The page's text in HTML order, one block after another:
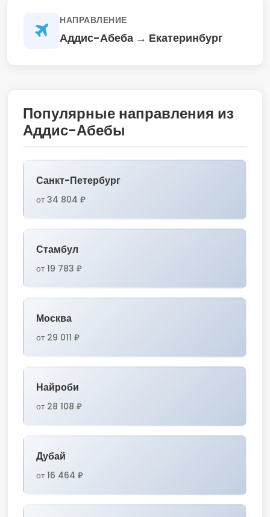
НАПРАВЛЕНИЕ
Аддис-Абеба → Екатеринбург
Популярные направления из
Аддис-Абебы
Санкт-Петербург
от 34 804 ₽
Стамбул
от 19 783 ₽
Москва
от 29 011 ₽
Найроби
от 28 108 ₽
Дубай
от 16 464 ₽